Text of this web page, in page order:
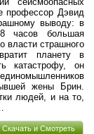
профессор Дэвид
выводу: в
часов большая
власти страшного
планету в
катастрофу, он
жены Брин.
людей, и на то,
Скачать и Смотреть